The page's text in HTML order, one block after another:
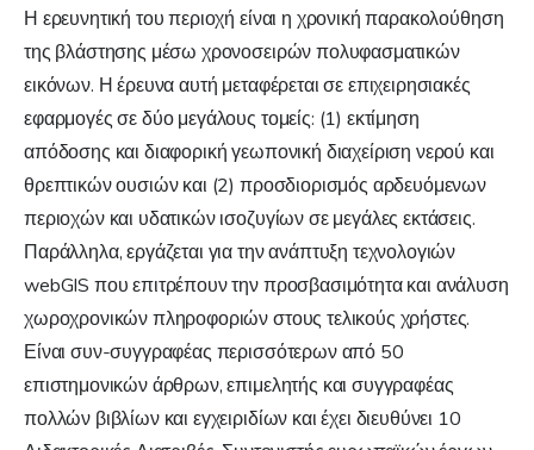
Η ερευνητική του περιοχή είναι η χρονική παρακολούθηση
της βλάστησης μέσω χρονοσειρών πολυφασματικών
εικόνων. Η έρευνα αυτή μεταφέρεται σε επιχειρησιακές
εφαρμογές σε δύο μεγάλους τομείς: (1) εκτίμηση
απόδοσης και διαφορική γεωπονική διαχείριση νερού και
θρεπτικών ουσιών και (2) προσδιορισμός αρδευόμενων
περιοχών και υδατικών ισοζυγίων σε μεγάλες εκτάσεις.
Παράλληλα, εργάζεται για την ανάπτυξη τεχνολογιών
webGIS που επιτρέπουν την προσβασιμότητα και ανάλυση
χωροχρονικών πληροφοριών στους τελικούς χρήστες.
Είναι συν-συγγραφέας περισσότερων από 50
επιστημονικών άρθρων, επιμελητής και συγγραφέας
πολλών βιβλίων και εγχειριδίων και έχει διευθύνει 10